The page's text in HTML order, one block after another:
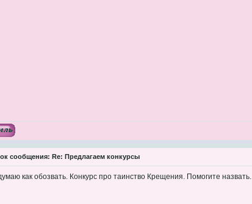
сообщения: Re: Предлагаем конкурсы
как обозвать. Конкурс про таинство Крещения. Помогите назвать.